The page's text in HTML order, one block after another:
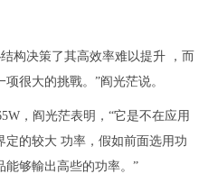
构决策了其高效率难以提升 ，而
很大的挑戰。”阎光茫说。
，阎光茫表明，“它是不在应用
的较大 功率，假如前面选用功
能够輸出高些的功率。”